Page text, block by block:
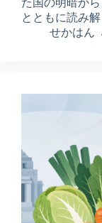
た国の明暗か
とともに読み解
せかはん